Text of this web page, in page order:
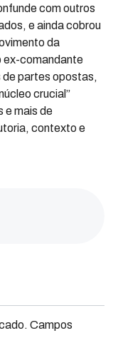
com outros
e ainda cobrou
da
ex-comandante
de partes opostas,
crucial”
e mais de
contexto e
Campos